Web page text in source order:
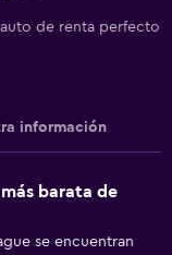
de renta perfecto
información
barata de
se encuentran